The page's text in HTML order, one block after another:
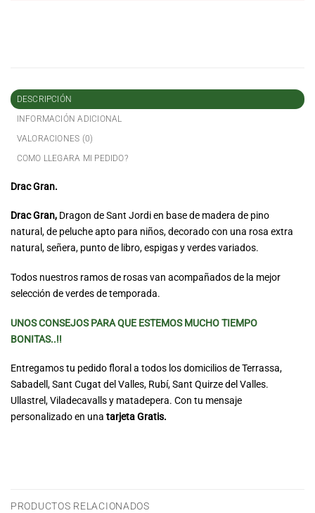
DESCRIPCIÓN
INFORMACIÓN ADICIONAL
VALORACIONES (0)
COMO LLEGARA MI PEDIDO?
Drac Gran.
Drac Gran, Dragon de Sant Jordi en base de madera de pino
natural, de peluche apto para niños, decorado con una rosa extra
natural, señera, punto de libro, espigas y verdes variados.
Todos nuestros ramos de rosas van acompañados de la mejor
selección de verdes de temporada.
UNOS CONSEJOS PARA QUE ESTEMOS MUCHO TIEMPO
BONITAS..!!
Entregamos tu pedido floral a todos los domicilios de Terrassa,
Sabadell, Sant Cugat del Valles, Rubí, Sant Quirze del Valles.
Ullastrel, Viladecavalls y matadepera. Con tu mensaje
personalizado en una tarjeta Gratis.
PRODUCTOS RELACIONADOS